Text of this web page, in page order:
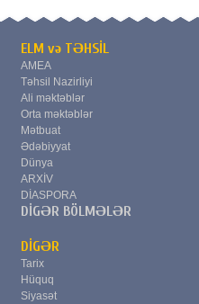
ELM və TƏHSİL
AMEA
Təhsil Nazirliyi
Ali məktəblər
Orta məktəblər
Mətbuat
Ədəbiyyat
Dünya
ARXİV
DİASPORA
DİGƏR BÖLMƏLƏR
DİGƏR
Tarix
Hüquq
Siyasət